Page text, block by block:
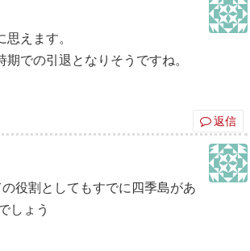
えます。
での引退となりそうですね。
返信
役割としてもすでに四季島があ
しょう